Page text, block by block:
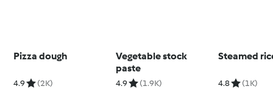
Pizza dough
4.9 (2K)
Vegetable stock
paste
4.9 (1.9K)
Steamed
4.8 (1K)